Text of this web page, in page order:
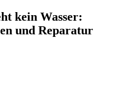
kein Wasser:
und Reparatur